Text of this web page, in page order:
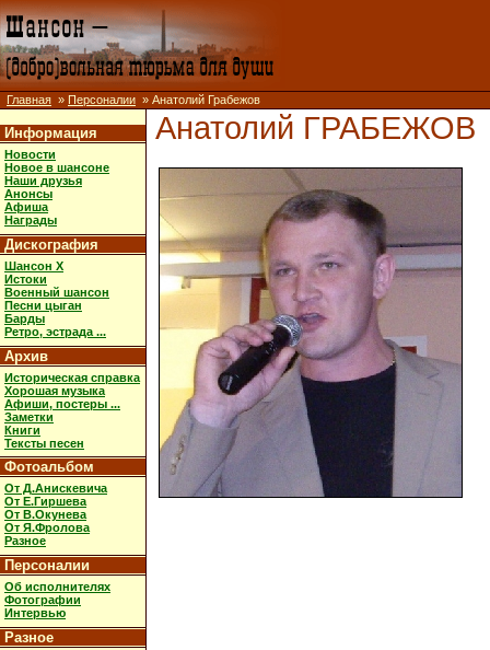
Главная » Персоналии » Анатолий Грабежов
Информация
Новости
Новое в шансоне
Наши друзья
Анонсы
Афиша
Награды
Дискография
Шансон X
Истоки
Военный шансон
Песни цыган
Барды
Ретро, эстрада ...
Архив
Историческая справка
Хорошая музыка
Афиши, постеры ...
Заметки
Книги
Тексты песен
Фотоальбом
От Д.Анискевича
От Е.Гиршева
От В.Окунева
От Я.Фролова
Разное
Персоналии
Об исполнителях
Фотографии
Интервью
Разное
Анатолий ГРАБЕЖОВ